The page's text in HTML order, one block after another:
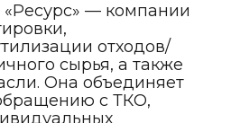
— компании
отходов/
сырья, а также
Она объединяет
с ТКО,